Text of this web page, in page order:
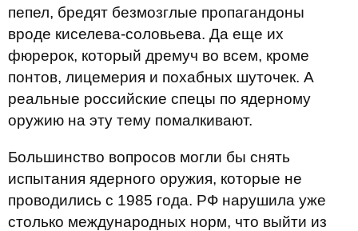
пепел, бредят безмозглые пропагандоны
вроде киселева-соловьева. Да еще их
фюрерок, который дремуч во всем, кроме
понтов, лицемерия и похабных шуточек. А
реальные российские спецы по ядерному
оружию на эту тему помалкивают.
Большинство вопросов могли бы снять
испытания ядерного оружия, которые не
проводились с 1985 года. РФ нарушила уже
столько международных норм, что выйти из